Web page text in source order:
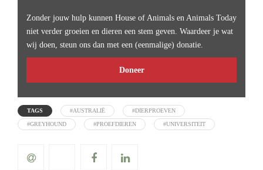
Zonder jouw hulp kunnen House of Animals en Animals Today
niet verder groeien en dieren een stem geven. Waardeer je wat
wij doen, steun ons dan met een (eenmalige) donatie.
Doneer
TAGS #AUSTRALIË #DIERPROEVEN
#GREYHOUND #PROEFDIEREN #UNIVERSITEIT